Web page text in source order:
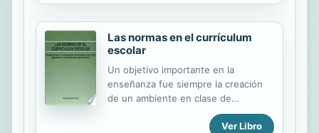
quieran forjarse una opinión propia
frente al ruido mediático y las
posiciones preconcebidas.
Las normas en el currículum
escolar
Un objetivo importante en la
enseñanza fue siempre la creación
de un ambiente en clase de
disciplina y organización, pero con el
deseo de lograr este objetivo, no
Ver Libro